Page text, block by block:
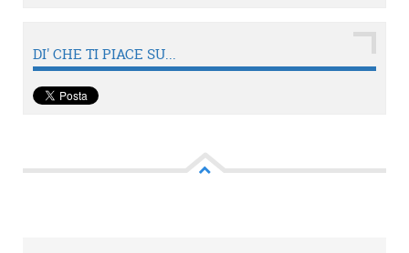
DI' CHE TI PIACE SU...